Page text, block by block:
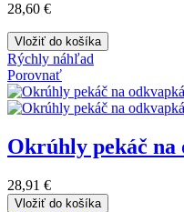
28,60 €
Vložiť do košíka
Rýchly náhľad
Porovnať
Okrúhly pekáč na
28,91 €
Vložiť do košíka